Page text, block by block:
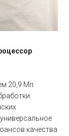
20,9 Мп
качества